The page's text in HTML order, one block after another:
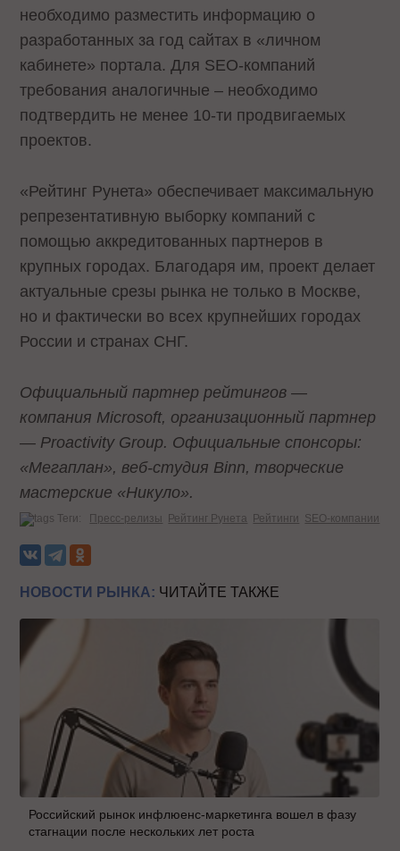
необходимо разместить информацию о
разработанных за год сайтах в «личном
кабинете» портала. Для SEO-компаний
требования аналогичные – необходимо
подтвердить не менее 10-ти продвигаемых
проектов.
«Рейтинг Рунета» обеспечивает максимальную
репрезентативную выборку компаний с
помощью аккредитованных партнеров в
крупных городах. Благодаря им, проект делает
актуальные срезы рынка не только в Москве,
но и фактически во всех крупнейших городах
России и странах СНГ.
Официальный партнер рейтингов —
компания Microsoft, организационный партнер
— Proactivity Group. Официальные спонсоры:
«Мегаплан», веб-студия Binn, творческие
мастерские «Никуло».
Теги: Пресс-релизы Рейтинг Рунета Рейтинги SEO-компании
НОВОСТИ РЫНКА: ЧИТАЙТЕ ТАКЖЕ
Российский рынок инфлюенс-маркетинга вошел в фазу
стагнации после нескольких лет роста